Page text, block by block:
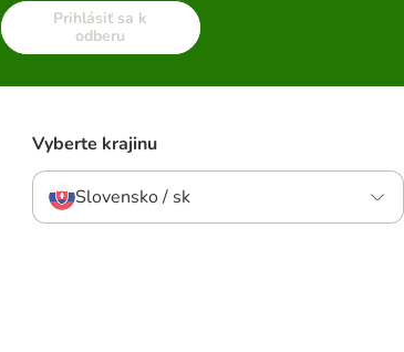
Prihlásiť sa k
odberu
Vyberte krajinu
Slovensko / sk